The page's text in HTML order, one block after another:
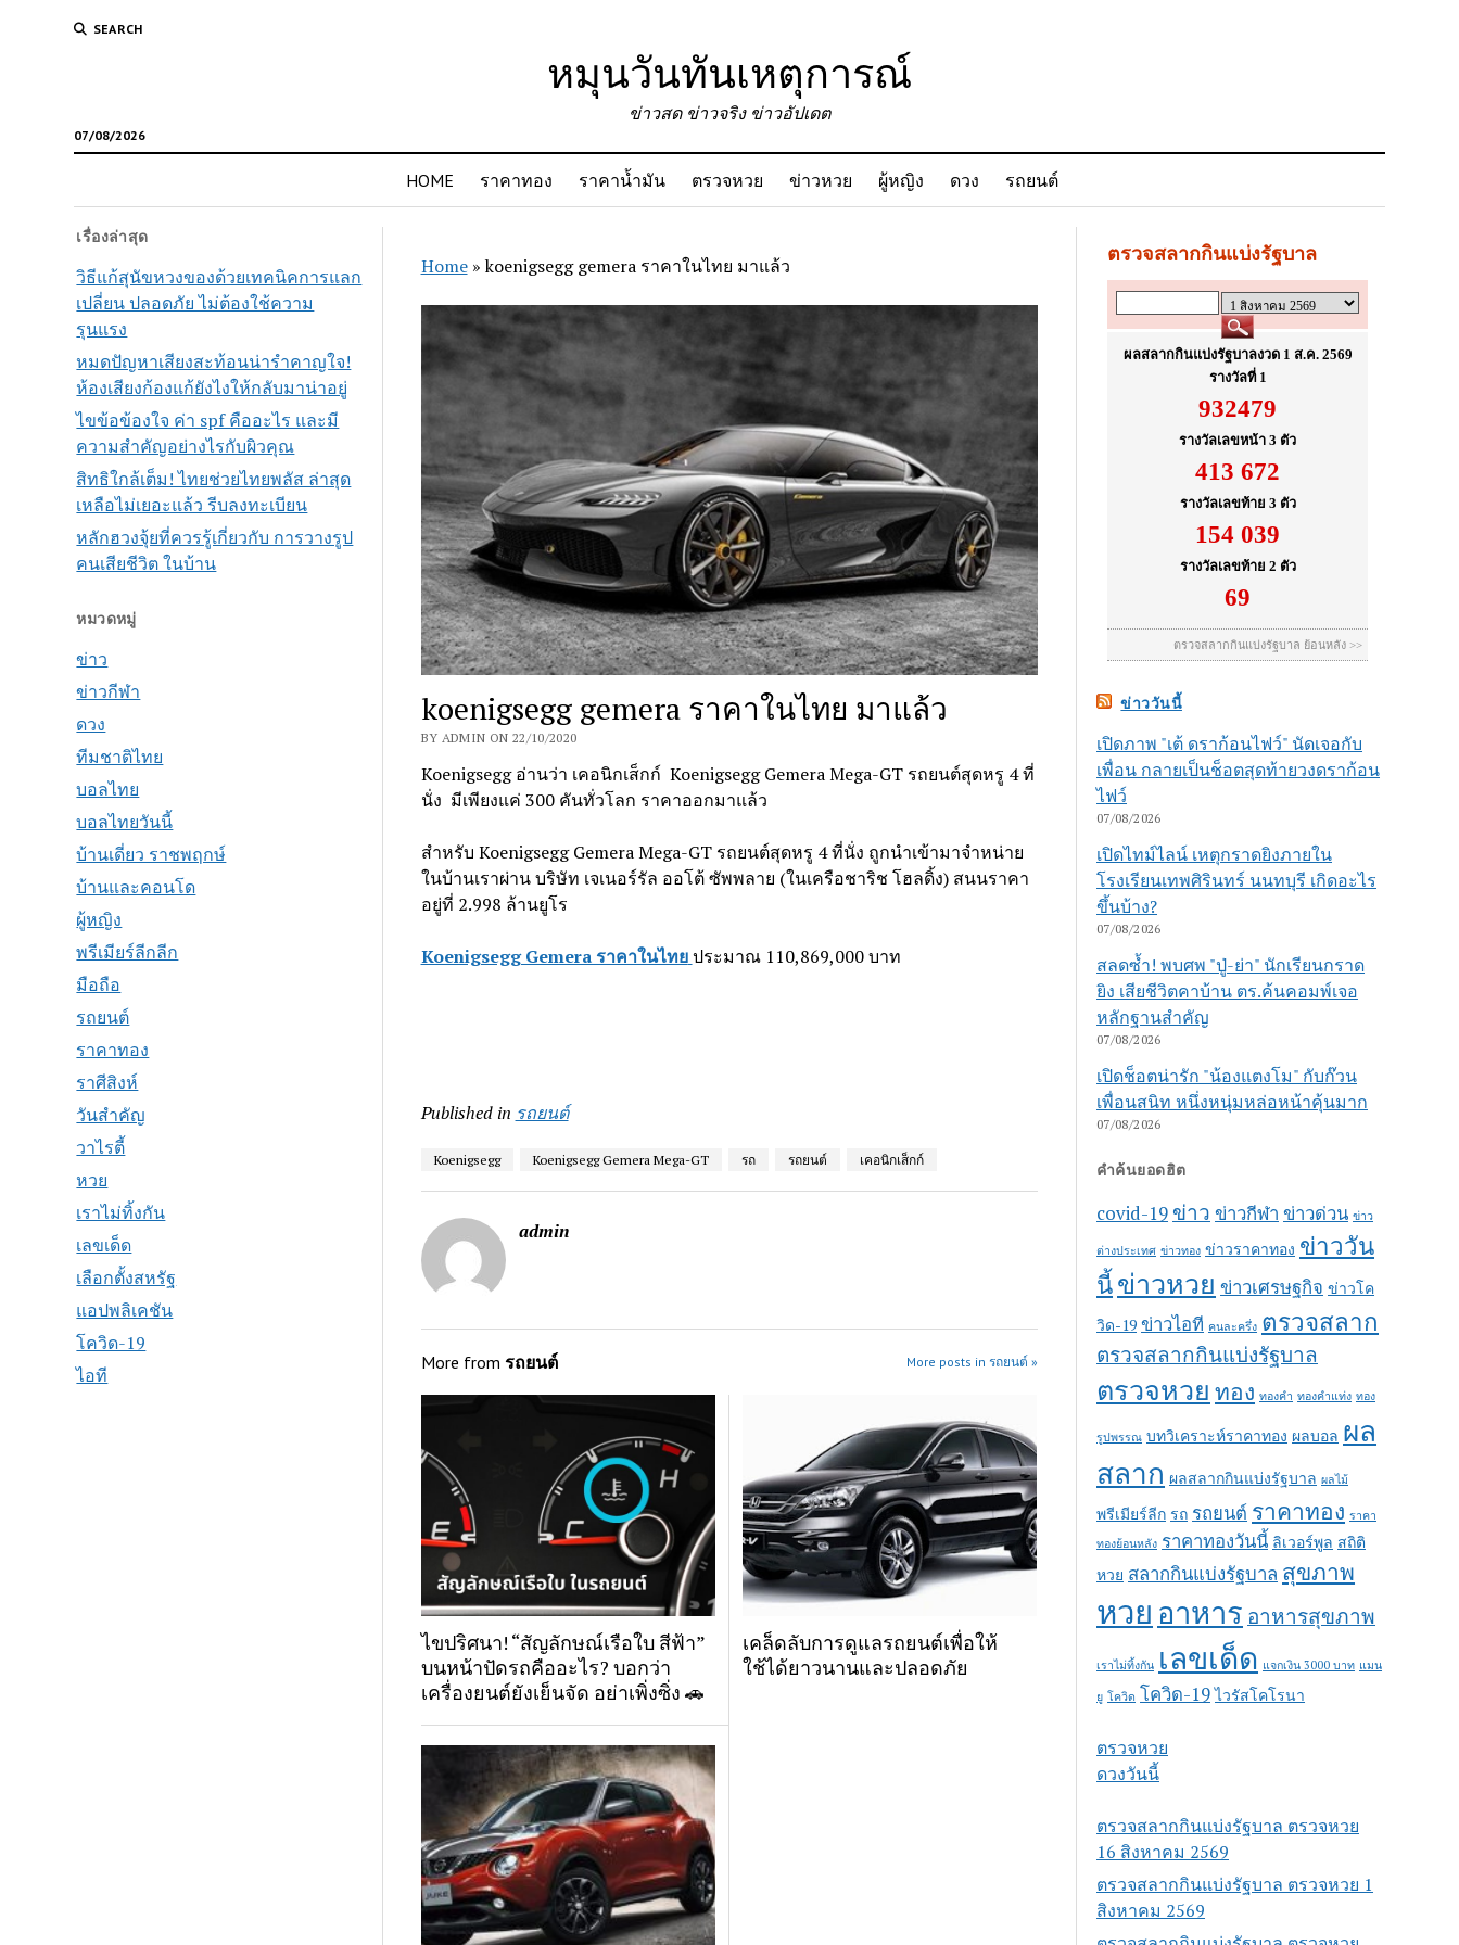
SEARCH
หมุนวันทันเหตุการณ์
07/08/2026
ข่าวสด ข่าวจริง ข่าวอัปเดต
HOME ราคาทอง ราคาน้ำมัน ตรวจหวย ข่าวหวย ผู้หญิง ดวง รถยนต์
เรื่องล่าสุด
วิธีแก้สุนัขหวงของด้วยเทคนิคการแลก
เปลี่ยน ปลอดภัย ไม่ต้องใช้ความ
รุนแรง
หมดปัญหาเสียงสะท้อนน่ารำคาญใจ!
ห้องเสียงก้องแก้ยังไงให้กลับมาน่าอยู่
ไขข้อข้องใจ ค่า spf คืออะไร และมี
ความสำคัญอย่างไรกับผิวคุณ
สิทธิใกล้เต็ม! ไทยช่วยไทยพลัส ล่าสุด
เหลือไม่เยอะแล้ว รีบลงทะเบียน
หลักฮวงจุ้ยที่ควรรู้เกี่ยวกับ การวางรูป
คนเสียชีวิต ในบ้าน
หมวดหมู่
ข่าว
ข่าวกีฬา
ดวง
ทีมชาติไทย
บอลไทย
บอลไทยวันนี้
บ้านเดี่ยว ราชพฤกษ์
บ้านและคอนโด
ผู้หญิง
พรีเมียร์ลีกลีก
มือถือ
รถยนต์
ราคาทอง
ราศีสิงห์
วันสำคัญ
วาไรตี้
หวย
เราไม่ทิ้งกัน
เลขเด็ด
เลือกตั้งสหรัฐ
แอปพลิเคชัน
โควิด-19
ไอที
Home»koenigsegg gemera ราคาในไทย มาแล้ว
koenigsegg gemera ราคาในไทย มาแล้ว
BY ADMIN ON 22/10/2020
Koenigsegg อ่านว่า เคอนิกเส็กก์ Koenigsegg Gemera Mega-GT รถยนต์สุดหรู 4 ที่
นั่ง มีเพียงแค่ 300 คันทั่วโลก ราคาออกมาแล้ว
สำหรับ Koenigsegg Gemera Mega-GT รถยนต์สุดหรู 4 ที่นั่ง ถูกนำเข้ามาจำหน่าย
ในบ้านเราผ่าน บริษัท เจเนอร์รัล ออโต้ ซัพพลาย (ในเครือชาริช โฮลดิ้ง) สนนราคา
อยู่ที่ 2.998 ล้านยูโร
Koenigsegg Gemera ราคาในไทย ประมาณ 110,869,000 บาท
Published in รถยนต์
Koenigsegg Koenigsegg Gemera Mega-GT รถ รถยนต์ เคอนิกเส็กก์
admin
More from รถยนต์ More posts in รถยนต์ »
ไขปริศนา! “สัญลักษณ์เรือใบ สีฟ้า”
บนหน้าปัดรถคืออะไร? บอกว่า
เครื่องยนต์ยังเย็นจัด อย่าเพิ่งซิ่ง 🚗
เคล็ดลับการดูแลรถยนต์เพื่อให้
ใช้ได้ยาวนานและปลอดภัย
ข่าววันนี้
เปิดภาพ "เต้ ดราก้อนไฟว์" นัดเจอกับ
เพื่อน กลายเป็นช็อตสุดท้ายวงดราก้อน
ไฟว์
07/08/2026
เปิดไทม์ไลน์ เหตุกราดยิงภายใน
โรงเรียนเทพศิรินทร์ นนทบุรี เกิดอะไร
ขึ้นบ้าง?
07/08/2026
สลดซ้ำ! พบศพ "ปู่-ย่า" นักเรียนกราด
ยิง เสียชีวิตคาบ้าน ตร.ค้นคอมพ์เจอ
หลักฐานสำคัญ
07/08/2026
เปิดช็อตน่ารัก "น้องแตงโม" กับก๊วน
เพื่อนสนิท หนึ่งหนุ่มหล่อหน้าคุ้นมาก
07/08/2026
คำค้นยอดฮิต
covid-19 ข่าว ข่าวกีฬา ข่าวด่วน ข่าว
ต่างประเทศ ข่าวทอง ข่าวราคาทอง ข่าววัน
นี้ข่าวหวย ข่าวเศรษฐกิจ ข่าวโค
วิด-19 ข่าวไอที คนละครึ่ง ตรวจสลาก
ตรวจสลากกินแบ่งรัฐบาล
ตรวจหวย ทอง ทองคำ ทองคำแท่ง ทอง
รูปพรรณ บทวิเคราะห์ราคาทอง ผลบอล ผล
สลาก ผลสลากกินแบ่งรัฐบาล ผลไม้
พรีเมียร์ลีก รถ รถยนต์ ราคาทอง ราคา
ทองย้อนหลัง ราคาทองวันนี้ ลิเวอร์พูล สถิติ
หวย สลากกินแบ่งรัฐบาล สุขภาพ
หวย อาหาร อาหารสุขภาพ
เราไม่ทิ้งกัน เลขเด็ด แจกเงิน 3000 บาท แมน
ยู โควิด โควิด-19 ไวรัสโคโรนา
ตรวจหวย
ดวงวันนี้
ตรวจสลากกินแบ่งรัฐบาล ตรวจหวย
16 สิงหาคม 2569
ตรวจสลากกินแบ่งรัฐบาล ตรวจหวย 1
สิงหาคม 2569